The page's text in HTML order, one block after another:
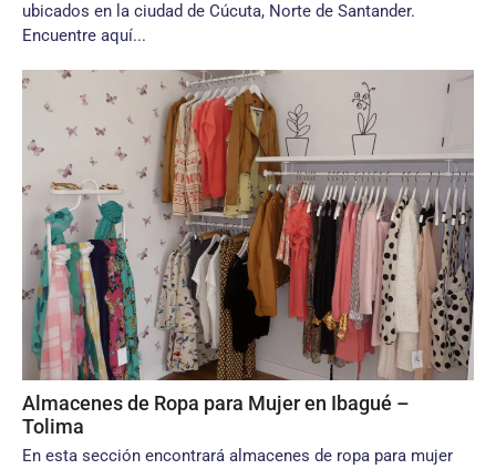
ubicados en la ciudad de Cúcuta, Norte de Santander.
Encuentre aquí...
Almacenes de Ropa para Mujer en Ibagué –
Tolima
En esta sección encontrará almacenes de ropa para mujer